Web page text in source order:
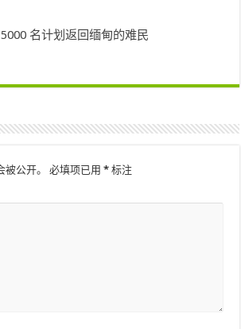
名计划返回缅甸的难民
公开。 必填项已用* 标注